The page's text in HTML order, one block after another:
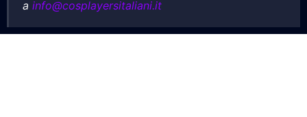
a info@cosplayersitaliani.it